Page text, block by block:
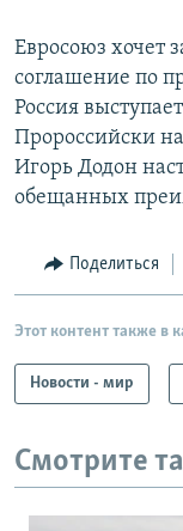
Евросоюз хочет
соглашение по
Россия
Пророссийски
Игорь Додон
обещанных
Поделиться
Этот контент также в
Новости - мир
Смотрите